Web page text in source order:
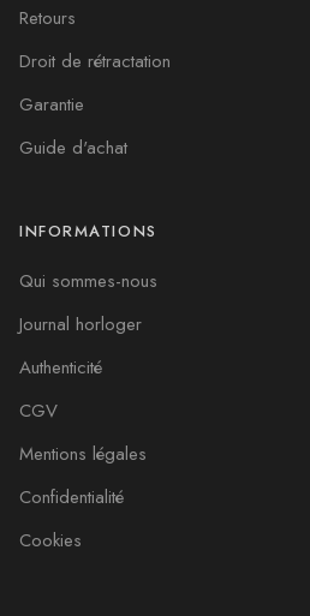
Retours
Droit de rétractation
Garantie
Guide d'achat
INFORMATIONS
Qui sommes-nous
Journal horloger
Authenticité
CGV
Mentions légales
Confidentialité
Cookies